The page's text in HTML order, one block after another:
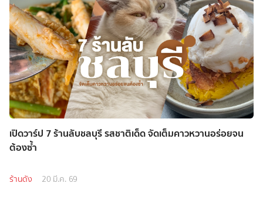
เปิดวาร์ป 7 ร้านลับชลบุรี รสชาติเด็ด จัดเต็มคาวหวานอร่อยจน
ต้องซ้ำ
ร้านดัง 20 มี.ค. 69